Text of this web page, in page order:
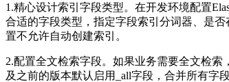
1.精心设计索引字段类型。在开发环境配置
合适的字段类型，指定字段索引分词器、是
置不允许自动创建索引。
2.配置全文检索字段。如果业务需要全文检索
及之前的版本默认启用_all字段，合并所有字